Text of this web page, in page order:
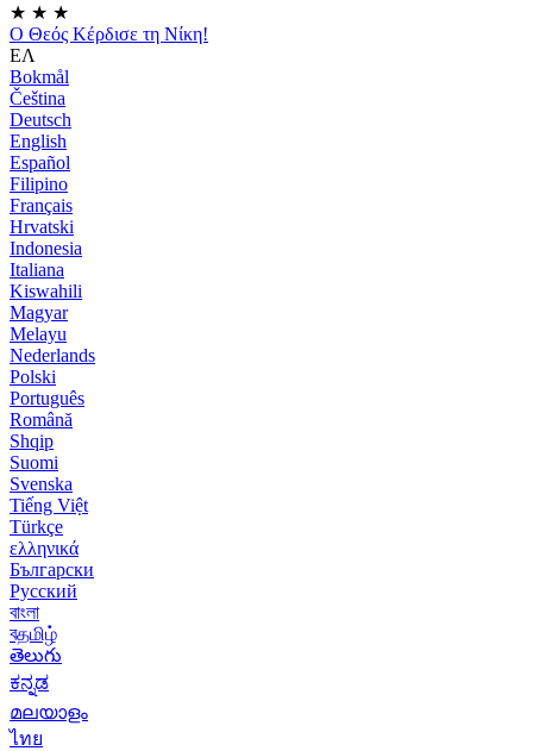
★ ★ ★
Ο Θεός Κέρδισε τη Νίκη!
ΕΛ
Bokmål
Čeština
Deutsch
English
Español
Filipino
Français
Hrvatski
Indonesia
Italiana
Kiswahili
Magyar
Melayu
Nederlands
Polski
Português
Română
Shqip
Suomi
Svenska
Tiếng Việt
Türkçe
ελληνικά
Български
Русский
বাংলা
বதமிழ்
తెలుగు
ಕನ್ನಡ
മലയാളം
ไทย